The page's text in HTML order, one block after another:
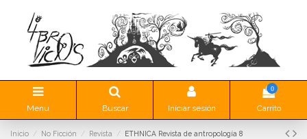
Menu Buscar Iniciar sesión
0
Carrito
Inicio No Ficción Revista ETHNICA Revista de antropología 8